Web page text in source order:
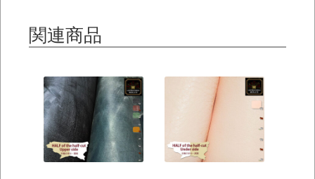
関連商品